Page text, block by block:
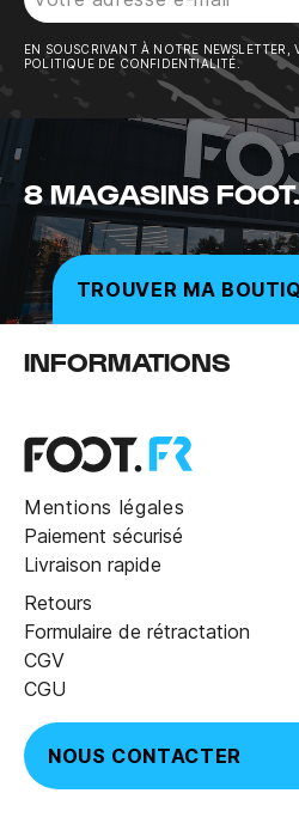
EN SOUSCRIVANT À NOTRE NEWSLETTER,
POLITIQUE DE CONFIDENTIALITÉ.
8 MAGASINS
TROUVER MA
INFORMATIONS
Mentions légales
Paiement sécurisé
Livraison rapide
Retours
Formulaire de rétractation
CGV
CGU
NOUS CONTACTER